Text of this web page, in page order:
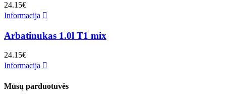
24.15€
Informacija
Arbatinukas 1.0l T1 mix
24.15€
Informacija
Mūsų parduotuvės